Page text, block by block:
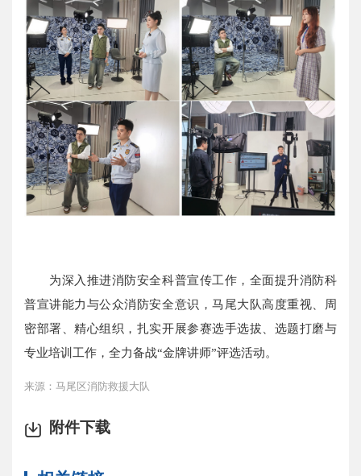
为深入推进消防安全科普宣传工作，全面提升消防科
普宣讲能力与公众消防安全意识，马尾大队高度重视、周
密部署、精心组织，扎实开展参赛选手选拔、选题打磨与
专业培训工作，全力备战“金牌讲师”评选活动。
来源：马尾区消防救援大队
附件下载